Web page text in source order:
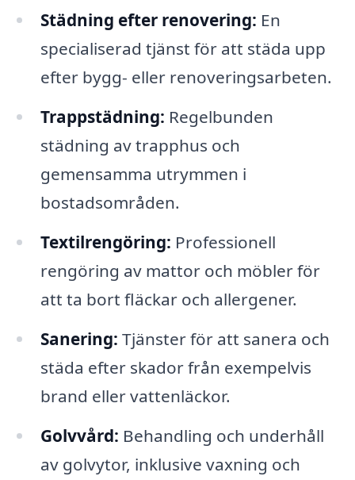
Städning efter renovering: En
specialiserad tjänst för att städa upp
efter bygg- eller renoveringsarbeten.
Trappstädning: Regelbunden
städning av trapphus och
gemensamma utrymmen i
bostadsområden.
Textilrengöring: Professionell
rengöring av mattor och möbler för
att ta bort fläckar och allergener.
Sanering: Tjänster för att sanera och
städa efter skador från exempelvis
brand eller vattenläckor.
Golvvård: Behandling och underhåll
av golvytor, inklusive vaxning och